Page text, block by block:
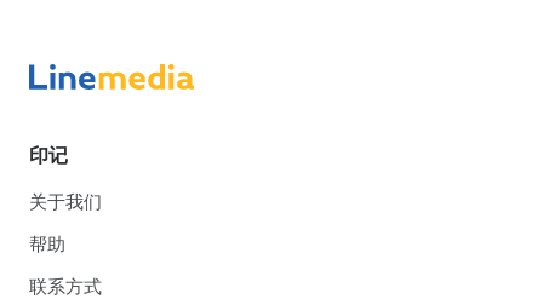
印记
关于我们
帮助
联系方式